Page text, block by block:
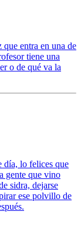
entra en una de
tiene una
o de qué va la
día, lo felices que
gente que vino
sidra, dejarse
ese polvillo de